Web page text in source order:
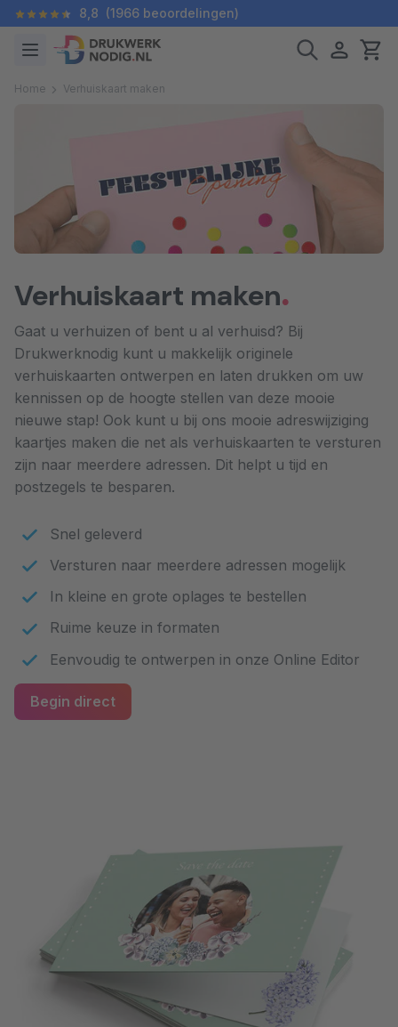
8,8 (1966 beoordelingen)
Home Verhuiskaart maken
Verhuiskaart maken
Gaat u verhuizen of bent u al verhuisd? Bij
Drukwerknodig kunt u makkelijk originele
verhuiskaarten ontwerpen en laten drukken om uw
kennissen op de hoogte stellen van deze mooie
nieuwe stap! Ook kunt u bij ons mooie adreswijziging
kaartjes maken die net als verhuiskaarten te versturen
zijn naar meerdere adressen. Dit helpt u tijd en
postzegels te besparen.
Snel geleverd
Versturen naar meerdere adressen mogelijk
In kleine en grote oplages te bestellen
Ruime keuze in formaten
Eenvoudig te ontwerpen in onze Online Editor
Begin direct